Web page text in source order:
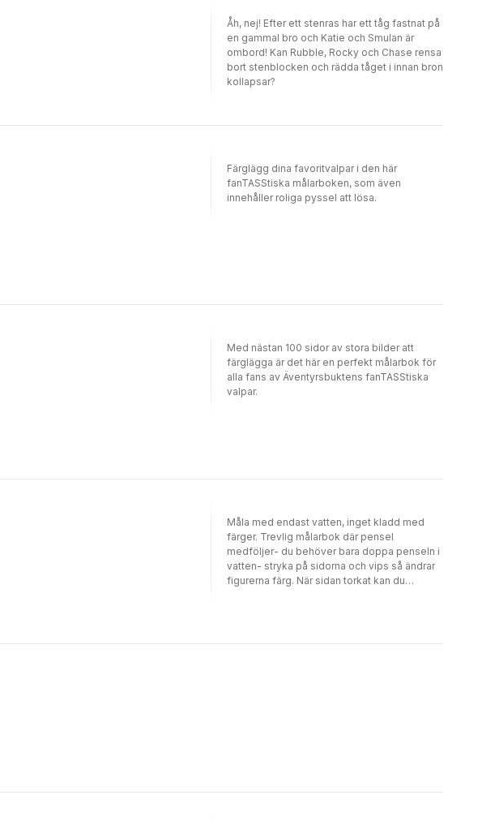
Åh, nej! Efter ett stenras har ett tåg fastnat på
en gammal bro och Katie och Smulan är
ombord! Kan Rubble, Rocky och Chase rensa
bort stenblocken och rädda tåget i innan bron
kollapsar?
Färglägg dina favoritvalpar i den här
fanTASStiska målarboken, som även
innehåller roliga pyssel att lösa.
Med nästan 100 sidor av stora bilder att
färglägga är det här en perfekt målarbok för
alla fans av Äventyrsbuktens fanTASStiska
valpar.
Måla med endast vatten, inget kladd med
färger. Trevlig målarbok där pensel
medföljer- du behöver bara doppa penseln i
vatten- stryka på sidorna och vips så ändrar
figurerna färg. När sidan torkat kan du